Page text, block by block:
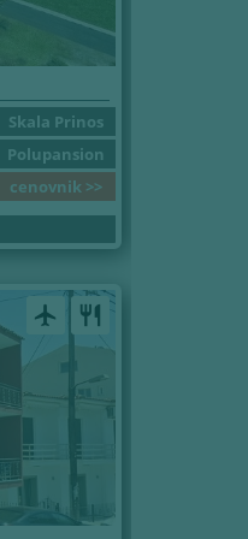
Skala Prinos
Polupansion
cenovnik >>
airplanemode_active restaurant